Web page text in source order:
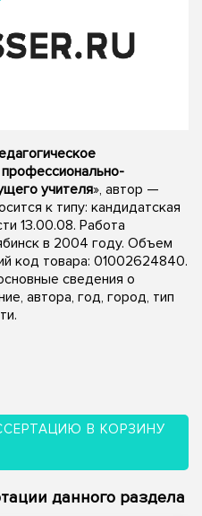
учителя», автор —
к типу: кандидатская
13.00.08. Работа
в 2004 году. Объем
код товара: 01002624840.
сведения о
автора, год, город, тип
В КОРЗИНУ
данного раздела